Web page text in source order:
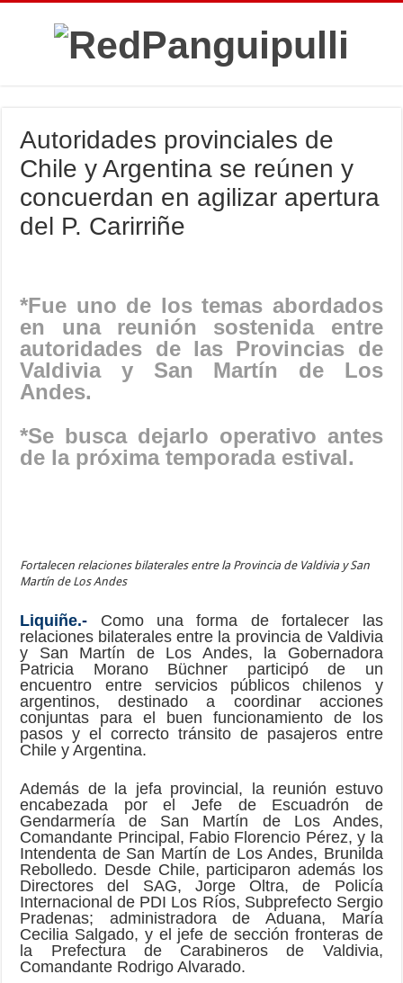
Autoridades provinciales de
Chile y Argentina se reúnen y
concuerdan en agilizar apertura
del P. Carirriñe
*Fue uno de los temas abordados
en una reunión sostenida entre
autoridades de las Provincias de
Valdivia y San Martín de Los
Andes.
*Se busca dejarlo operativo antes
de la próxima temporada estival.
Fortalecen relaciones bilaterales entre la Provincia de Valdivia y San
Martín de Los Andes
Liquiñe.- Como una forma de fortalecer las
relaciones bilaterales entre la provincia de Valdivia
y San Martín de Los Andes, la Gobernadora
Patricia Morano Büchner participó de un
encuentro entre servicios públicos chilenos y
argentinos, destinado a coordinar acciones
conjuntas para el buen funcionamiento de los
pasos y el correcto tránsito de pasajeros entre
Chile y Argentina.
Además de la jefa provincial, la reunión estuvo
encabezada por el Jefe de Escuadrón de
Gendarmería de San Martín de Los Andes,
Comandante Principal, Fabio Florencio Pérez, y la
Intendenta de San Martín de Los Andes, Brunilda
Rebolledo. Desde Chile, participaron además los
Directores del SAG, Jorge Oltra, de Policía
Internacional de PDI Los Ríos, Subprefecto Sergio
Pradenas; administradora de Aduana, María
Cecilia Salgado, y el jefe de sección fronteras de
la Prefectura de Carabineros de Valdivia,
Comandante Rodrigo Alvarado.